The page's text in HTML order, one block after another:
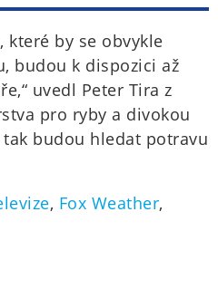
které by se obvykle
budou k dispozici až
uvedl Peter Tira z
pro ryby a divokou
budou hledat potravu
, Fox Weather,